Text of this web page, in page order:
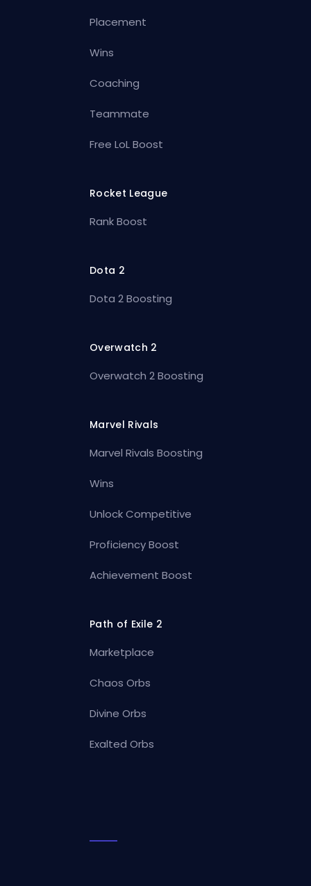
Placement
Wins
Coaching
Teammate
Free LoL Boost
Rocket League
Rank Boost
Dota 2
Dota 2 Boosting
Overwatch 2
Overwatch 2 Boosting
Marvel Rivals
Marvel Rivals Boosting
Wins
Unlock Competitive
Proficiency Boost
Achievement Boost
Path of Exile 2
Marketplace
Chaos Orbs
Divine Orbs
Exalted Orbs